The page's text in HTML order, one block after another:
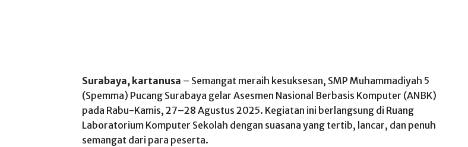
Surabaya, kartanusa – Semangat meraih kesuksesan, SMP Muhammadiyah 5
(Spemma) Pucang Surabaya gelar Asesmen Nasional Berbasis Komputer (ANBK)
pada Rabu-Kamis, 27–28 Agustus 2025. Kegiatan ini berlangsung di Ruang
Laboratorium Komputer Sekolah dengan suasana yang tertib, lancar, dan penuh
semangat dari para peserta.